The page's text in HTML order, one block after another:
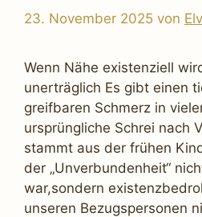
23. November 2025 von
Wenn Nähe existenziell
unerträglich Es gibt einen
greifbaren Schmerz in
ursprüngliche Schrei nach
stammt aus der frühen
der „Unverbundenheit“
war,sondern
unseren Bezugspersonen